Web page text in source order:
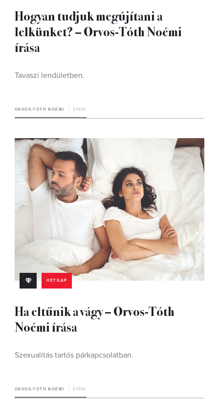
Hogyan tudjuk megújítani a
lelkünket? – Orvos-Tóth Noémi
írása
Tavaszi lendületben.
ORVOS-TÓTH NOÉMI 5 PERC
HETILAP
Ha eltűnik a vágy – Orvos-Tóth
Noémi írása
Szexualitás tartós párkapcsolatban.
ORVOS-TÓTH NOÉMI 6 PERC